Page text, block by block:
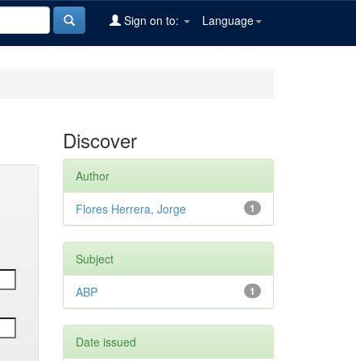
Language
Sign on to:
Discover
Author
1
Flores Herrera, Jorge
Subject
1
ABP
Date issued